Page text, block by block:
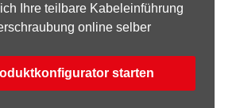
Ihre teilbare Kabeleinführung
online selber
starten